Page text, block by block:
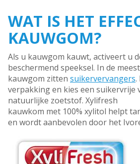
WAT IS HET
KAUWGOM?
Als u kauwgom kauwt, activeert u
beschermend speeksel. In de
kauwgom zitten suikervervangers.
verpakking en kies een suikervrije
natuurlijke zoetstof. Xylifresh
kauwkom met 100% xylitol helpt
en wordt aanbevolen door het